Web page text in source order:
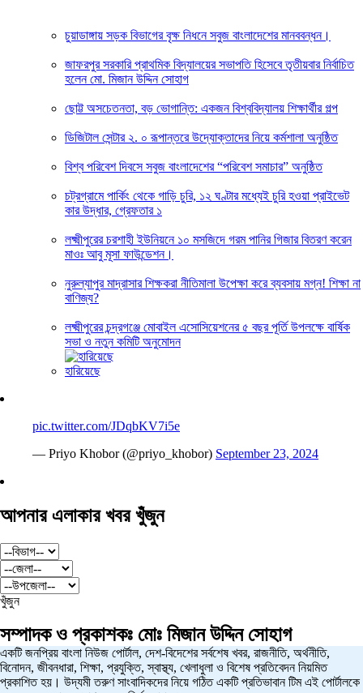
চুয়াডাঙ্গায় সড়ক বিভাগের বৃক্ষ নিধনে সবুজ বাংলাদেশের মানববন্ধন।
জাফরপুর সরকারি প্রাথমিক বিদ্যালয়ের সভাপতি হিসেবে তৃতীয়বার নির্বাচিত
হলেন মো. মিজান উদ্দিন সোহাগ
ছোট্ট অসচেতনতা, বড় ভোগান্তি: একজন বিশ্ববিদ্যালয় শিক্ষার্থীর গল্প
ডিজিটাল সেন্টার ২. ০ রূপান্তরে উদ্যোক্তাদের নিয়ে কর্মশালা অনুষ্ঠিত
বিশ্ব পরিবেশ দিবসে সবুজ বাংলাদেশের “পরিবেশ সমাচার” অনুষ্ঠিত
চট্রগ্রামে পার্কিং থেকে গাড়ি চুরি, ১২ ঘণ্টার মধ্যেই চুরি হওয়া প্রাইভেট
কার উদ্ধার, গ্রেফতার ১
লক্ষ্মীপুরের চরশাহী ইউনিয়নে ১০ মসজিদে গরম পানির গিজার বিতরণ করেন
মাওঃ আবু মূসা ফাউন্ডেশন।
নুরুল্যাপুর মাদ্রাসার শিক্ষকরা নীতিমালা উপেক্ষা করে ব্যবসায় মগ্ন! শিক্ষা না
বাণিজ্য?
লক্ষ্মীপুরের চন্দ্রগঞ্জে মোবাইল এসোসিয়েশনের ৫ বছর পূর্তি উপলক্ষে বার্ষিক
সভা ও নতুন কমিটি অনুমোদন
হারিয়েছে
pic.twitter.com/JDqbKV7i5e
— Priyo Khobor (@priyo_khobor) September 23, 2024
আপনার এলাকার খবর খুঁজুন
খুঁজুন
সম্পাদক ও প্রকাশকঃ মোঃ মিজান উদ্দিন সোহাগ
একটি জনপ্রিয় বাংলা নিউজ পোর্টাল, দেশ-বিদেশের সর্বশেষ খবর, রাজনীতি, অর্থনীতি,
বিনোদন, জীবনধারা, শিক্ষা, প্রযুক্তি, স্বাস্থ্য, খেলাধুলা ও বিশেষ প্রতিবেদন নিয়মিত
প্রকাশিত হয়। উদ্যমী তরুণ সাংবাদিকদের নিয়ে গঠিত একটি প্রতিভাবান টিম এই পোর্টালকে